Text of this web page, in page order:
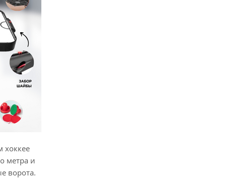
хоккее
метра и
ворота.